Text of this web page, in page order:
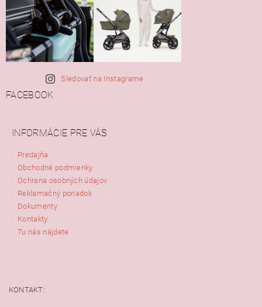
Sledovať na Instagrame
FACEBOOK
INFORMÁCIE PRE VÁS
Predajňa
Obchodné podmienky
Ochrana osobných údajov
Reklamačný poriadok
Dokumenty
Kontakty
Tu nás nájdete
KONTAKT: